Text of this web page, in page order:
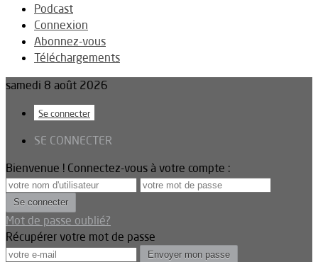
Podcast
Connexion
Abonnez-vous
Téléchargements
samedi 8 août 2026
Se connecter
SE CONNECTER
Bienvenue ! Connectez-vous à votre compte :
Mot de passe oublié?
Récupérer votre mot de passe